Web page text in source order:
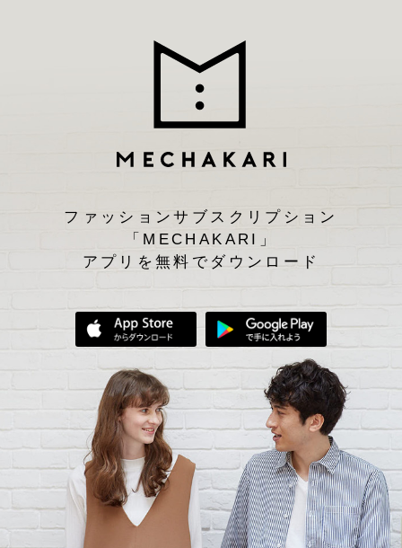
ファッションサブスクリプション
「MECHAKARI」
アプリを無料でダウンロード
App Storeからダウンロード